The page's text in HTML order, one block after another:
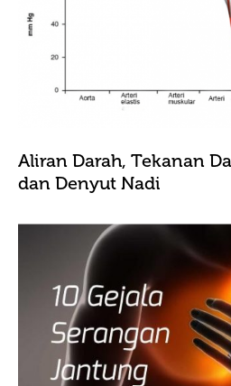
Aliran Darah, Tekanan
dan Denyut Nadi